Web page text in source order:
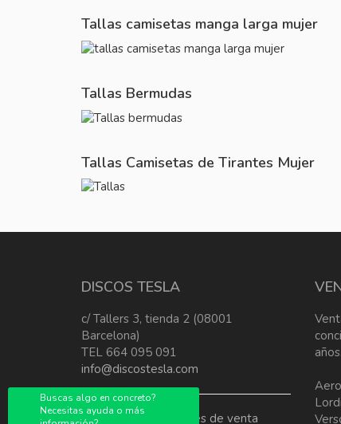
Buscas algo en concreto?
Necesitas ayuda o más
Tallas camisetas manga larga mujer
Tallas Bermudas
Tallas Camisetas de Tirantes Mujer
DISCOS TESLA
c/ Tallers 3, tienda 2 (08001
Barcelona)
TEL 664 095 091
info@discostesla.com
Terminos y condiciones de venta
años.